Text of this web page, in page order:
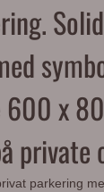
600 x
private
parkering